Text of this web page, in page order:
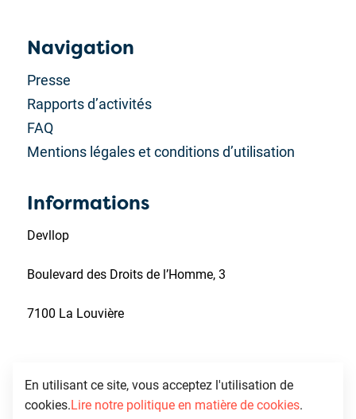
Navigation
Presse
Rapports d’activités
FAQ
Mentions légales et conditions d’utilisation
Informations
Devllop
Boulevard des Droits de l’Homme, 3
7100 La Louvière
En utilisant ce site, vous acceptez l'utilisation de
cookies.Lire notre politique en matière de cookies.